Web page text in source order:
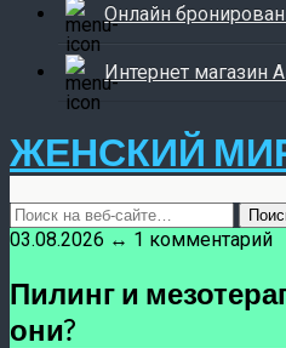
Онлайн
Интернет магазин
ЖЕНСКИЙ
03.08.2026 ↔ 1 комментарий
Пилинг и
они?